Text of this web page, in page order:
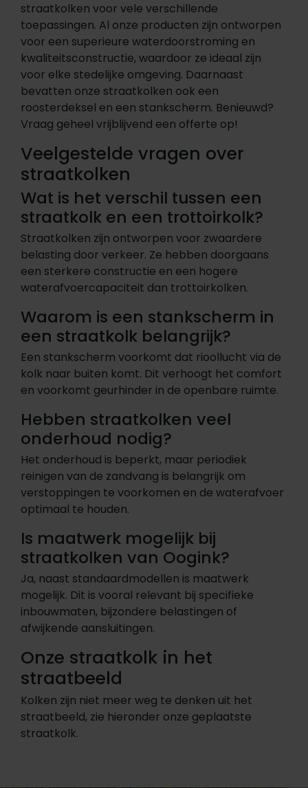
straatkolken voor vele verschillende
toepassingen. Al onze producten zijn ontworpen
voor een superieure waterdoorstroming en
kwaliteitsconstructie, waardoor ze ideaal zijn
voor elke stedelijke omgeving. Daarnaast
bevatten onze straatkolken ook een
roosterdeksel en een stankscherm. Benieuwd?
Vraag geheel vrijblijvend een offerte op!
Veelgestelde vragen over
straatkolken
Wat is het verschil tussen een
straatkolk en een trottoirkolk?
Straatkolken zijn ontworpen voor zwaardere
belasting door verkeer. Ze hebben doorgaans
een sterkere constructie en een hogere
waterafvoercapaciteit dan trottoirkolken.
Waarom is een stankscherm in
een straatkolk belangrijk?
Een stankscherm voorkomt dat rioollucht via de
kolk naar buiten komt. Dit verhoogt het comfort
en voorkomt geurhinder in de openbare ruimte.
Hebben straatkolken veel
onderhoud nodig?
Het onderhoud is beperkt, maar periodiek
reinigen van de zandvang is belangrijk om
verstoppingen te voorkomen en de waterafvoer
optimaal te houden.
Is maatwerk mogelijk bij
straatkolken van Oogink?
Ja, naast standaardmodellen is maatwerk
mogelijk. Dit is vooral relevant bij specifieke
inbouwmaten, bijzondere belastingen of
afwijkende aansluitingen.
Onze straatkolk in het
straatbeeld
Kolken zijn niet meer weg te denken uit het
straatbeeld, zie hieronder onze geplaatste
straatkolk.